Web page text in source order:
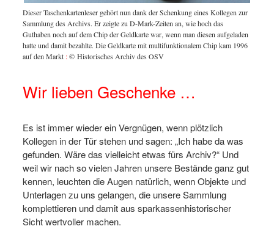
Dieser Taschenkartenleser gehört nun dank der Schenkung eines Kollegen zur
Sammlung des Archivs. Er zeigte zu D-Mark-Zeiten an, wie hoch das
Guthaben noch auf dem Chip der Geldkarte war, wenn man diesen aufgeladen
hatte und damit bezahlte. Die Geldkarte mit multifunktionalem Chip kam 1996
auf den Markt :© Historisches Archiv des OSV
Wir lieben Geschenke …
Es ist immer wieder ein Vergnügen, wenn plötzlich
Kollegen in der Tür stehen und sagen: „Ich habe da was
gefunden. Wäre das vielleicht etwas fürs Archiv?“ Und
weil wir nach so vielen Jahren unsere Bestände ganz gut
kennen, leuchten die Augen natürlich, wenn Objekte und
Unterlagen zu uns gelangen, die unsere Sammlung
komplettieren und damit aus sparkassenhistorischer
Sicht wertvoller machen.